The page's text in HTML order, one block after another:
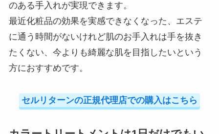
のある手入れが実現できます。
最近化粧品の効果を実感できなくなった、エステ
に通う時間がないけれど肌のお手入れは手を抜き
たくない、今よりも綺麗な肌を目指したいという
方におすすめです。
セルリターンの正規代理店での購入はこちら